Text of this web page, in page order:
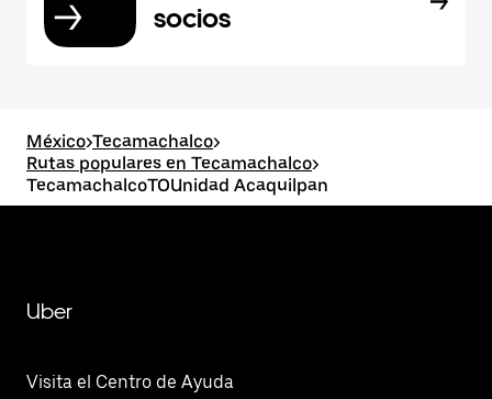
socios
México>Tecamachalco>
Rutas populares en Tecamachalco>
TecamachalcoTOUnidad Acaquilpan
Uber
Visita el Centro de Ayuda